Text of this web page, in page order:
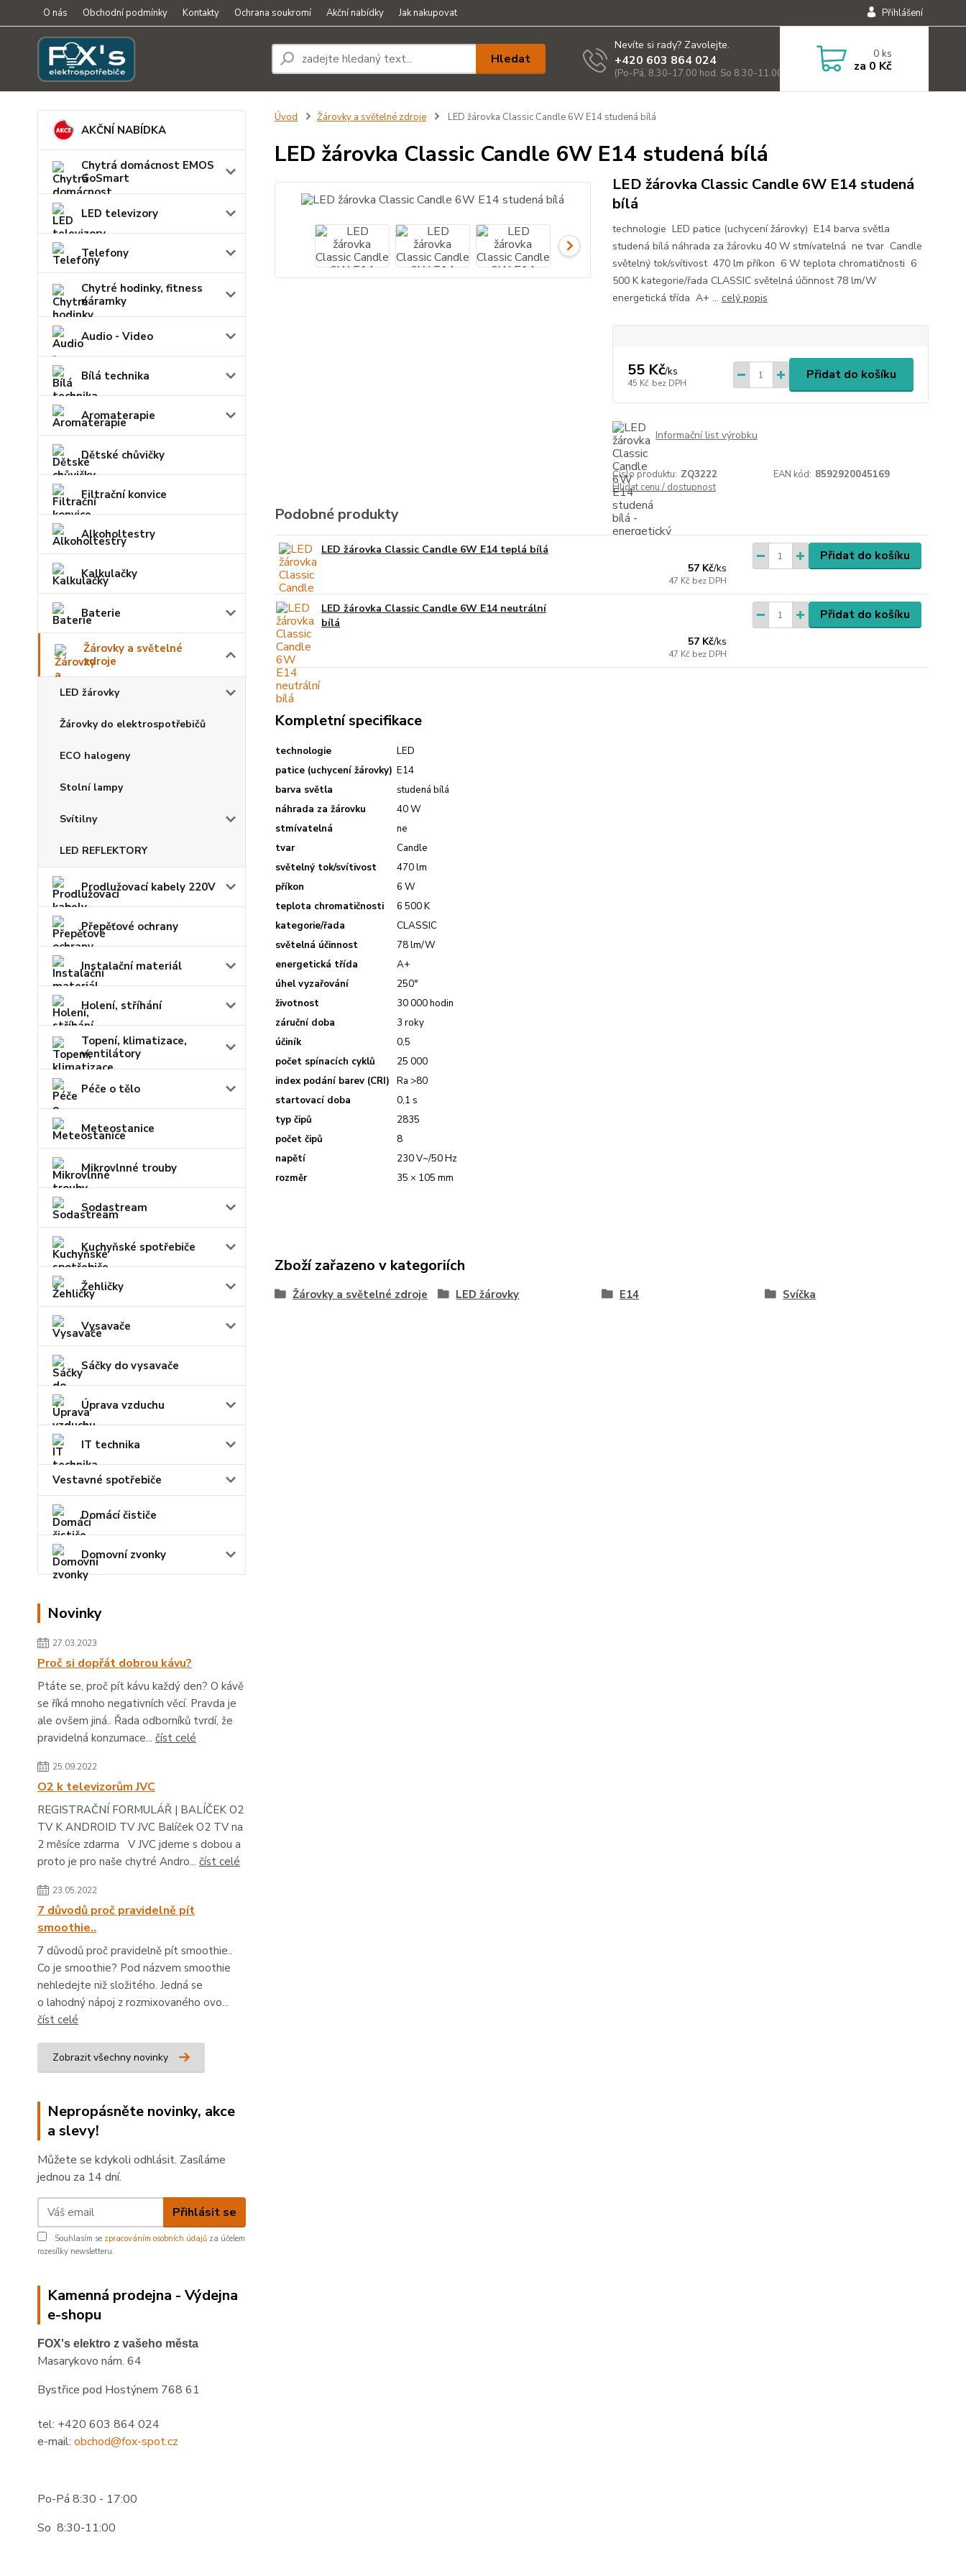
O nás Obchodní podmínky Kontakty Ochrana soukromí Akční nabídky Jak nakupovat Přihlášení
Hledat
Nevíte si rady? Zavolejte.
+420 603 864 024
(Po-Pá, 8.30-17.00 hod. So 8.30-11.00)
0ks
za 0 Kč
AKČNÍ NABÍDKA
Chytrá domácnost EMOS
GoSmart
LED televizory
Telefony
Chytré hodinky, fitness
náramky
Audio - Video
Bílá technika
Aromaterapie
Dětské chůvičky
Filtrační konvice
Alkoholtestry
Kalkulačky
Baterie
Žárovky a světelné
zdroje
LED žárovky
Žárovky do elektrospotřebičů
ECO halogeny
Stolní lampy
Svítilny
LED REFLEKTORY
Prodlužovací kabely 220V
Přepěťové ochrany
Instalační materiál
Holení, stříhání
Topení, klimatizace,
ventilátory
Péče o tělo
Meteostanice
Mikrovlnné trouby
Sodastream
Kuchyňské spotřebiče
Žehličky
Vysavače
Sáčky do vysavače
Úprava vzduchu
IT technika
Vestavné spotřebiče
Domácí čističe
Domovní zvonky
Novinky
27.03.2023
Proč si dopřát dobrou kávu?
Ptáte se, proč pít kávu každý den? O kávě
se říká mnoho negativních věcí. Pravda je
ale ovšem jiná.. Řada odborníků tvrdí, že
pravidelná konzumace... číst celé
25.09.2022
O2 k televizorům JVC
REGISTRAČNÍ FORMULÁŘ | BALÍČEK O2
TV K ANDROID TV JVC Balíček O2 TV na
2 měsíce zdarma V JVC jdeme s dobou a
proto je pro naše chytré Andro... číst celé
23.05.2022
7 důvodů proč pravidelně pít
smoothie..
7 důvodů proč pravidelně pít smoothie..
Co je smoothie? Pod názvem smoothie
nehledejte niž složitého. Jedná se
o lahodný nápoj z rozmixovaného ovo...
číst celé
Zobrazit všechny novinky
Nepropásněte novinky, akce
a slevy!
Můžete se kdykoli odhlásit. Zasíláme
jednou za 14 dní.
Přihlásit se
Souhlasím se zpracováním osobních údajů za účelem
rozesílky newsletteru.
Kamenná prodejna - Výdejna
e-shopu
FOX's elektro z vašeho města
Masarykovo nám. 64
Bystřice pod Hostýnem 768 61
tel: +420 603 864 024
e-mail: obchod@fox-spot.cz
Po-Pá 8:30 - 17:00
So 8:30-11:00
Úvod Žárovky a světelné zdroje LED žárovka Classic Candle 6W E14 studená bílá
LED žárovka Classic Candle 6W E14 studená bílá
LED žárovka Classic Candle 6W E14 studená
bílá
technologie LED patice (uchycení žárovky) E14 barva světla
studená bílá náhrada za žárovku 40 W stmívatelná ne tvar Candle
světelný tok/svítivost 470 lm příkon 6 W teplota chromatičnosti 6
500 K kategorie/řada CLASSIC světelná účinnost 78 lm/W
energetická třída A+ ... celý popis
55 Kč/ks
45 Kč bez DPH
Přidat do košíku
Informační list výrobku
Číslo produktu: ZQ3222 EAN kód: 8592920045169
Hlídat cenu / dostupnost
Podobné produkty
LED žárovka Classic Candle 6W E14 teplá bílá
57 Kč/ks
47 Kč bez DPH
Přidat do košíku
LED žárovka Classic Candle 6W E14 neutrální
bílá
57 Kč/ks
47 Kč bez DPH
Přidat do košíku
Kompletní specifikace
technologie
LED
patice (uchycení žárovky) E14
barva světla
studená bílá
náhrada za žárovku
40 W
stmívatelná
ne
tvar
Candle
světelný tok/svítivost
470 lm
příkon
6 W
teplota chromatičnosti
6 500 K
kategorie/řada
CLASSIC
světelná účinnost
78 lm/W
energetická třída
A+
úhel vyzařování
250°
životnost
30 000 hodin
záruční doba
3 roky
účiník
0,5
počet spínacích cyklů
25 000
index podání barev (CRI)
Ra >80
startovací doba
0,1 s
typ čipů
2835
počet čipů
8
napětí
230 V~/50 Hz
rozměr
35 × 105 mm
Zboží zařazeno v kategoriích
Žárovky a světelné zdroje LED žárovky E14 Svíčka